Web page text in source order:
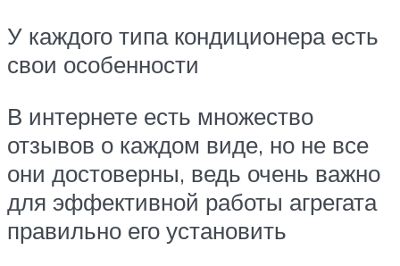
У каждого типа кондиционера есть
свои особенности
В интернете есть множество
отзывов о каждом виде, но не все
они достоверны, ведь очень важно
для эффективной работы агрегата
правильно его установить